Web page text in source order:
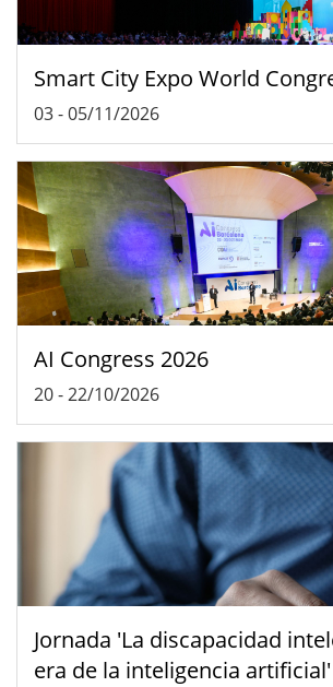
Smart City Expo World
03-05/11/2026
AI Congress 2026
20-22/10/2026
Jornada 'La discapacidad
era de la inteligencia artificial'